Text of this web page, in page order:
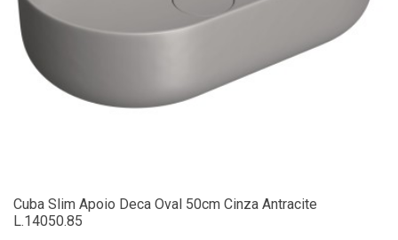
Cuba Slim Apoio Deca Oval 50cm Cinza Antracite
L.14050.85